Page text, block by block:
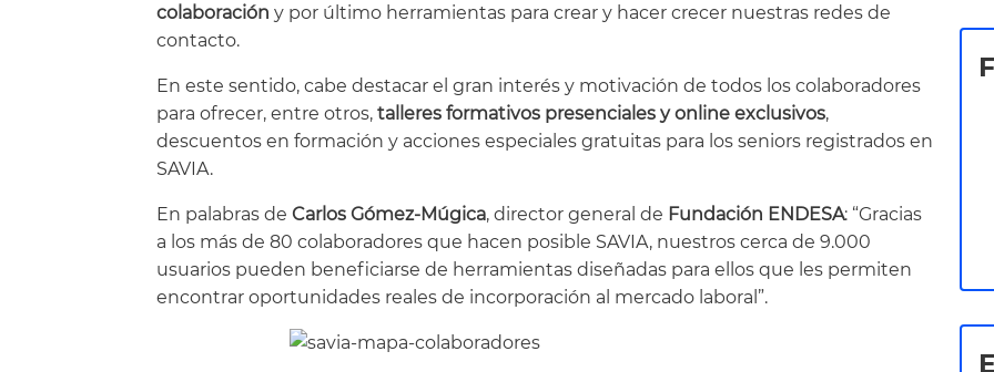
colaboración y por último herramientas para crear y hacer crecer nuestras redes de
contacto.
En este sentido, cabe destacar el gran interés y motivación de todos los colaboradores
para ofrecer, entre otros, talleres formativos presenciales y online exclusivos,
descuentos en formación y acciones especiales gratuitas para los seniors registrados en
SAVIA.
En palabras de Carlos Gómez-Múgica, director general de Fundación ENDESA: “Gracias
a los más de 80 colaboradores que hacen posible SAVIA, nuestros cerca de 9.000
usuarios pueden beneficiarse de herramientas diseñadas para ellos que les permiten
encontrar oportunidades reales de incorporación al mercado laboral”.